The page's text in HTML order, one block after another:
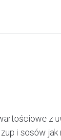
z
i sosów jak